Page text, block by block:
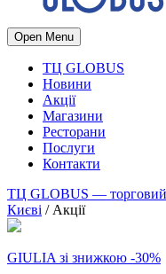
Open Menu
ТЦ GLOBUS
Новини
Акції
Магазини
Ресторани
Послуги
Контакти
ТЦ GLOBUS — торговий
Києві / Акції
GIULIA зі знижкою -30%